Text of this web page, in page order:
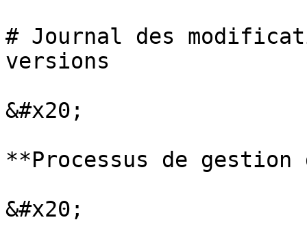
# Journal des
versions
&#x20;
**Processus de
&#x20;